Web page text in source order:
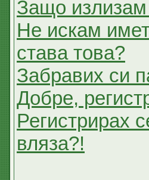
Защо
Не искам
става това?
Забравих си
Добре,
Регистрирах
вляза?!